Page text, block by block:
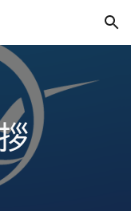
Skip to navigation